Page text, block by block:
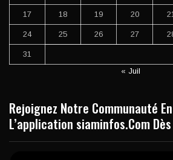
17 18 19 20
24 25 26 27
31
« Juil
Rejoignez Notre Communauté
L’application siaminfos.Com